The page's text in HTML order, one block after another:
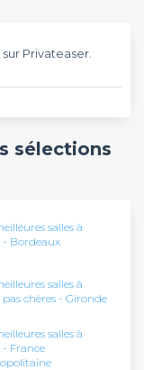
Privateaser.
sélections
salles à
- Bordeaux
salles à
pas chères - Gironde
salles à
- France